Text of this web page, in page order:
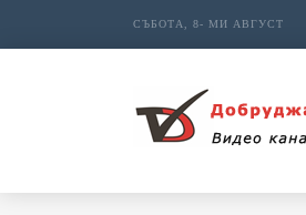
СЪБОТА, 8- МИ АВГУСТ